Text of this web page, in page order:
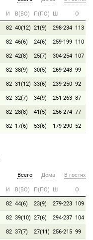
И В(ВО) П(ПО) Ш О
82 40(12) 21(9) 298-234 113
82 46(6) 24(6) 259-199 110
82 42(8) 25(7) 304-254 107
82 38(9) 30(5) 269-248 99
82 31(12) 33(6) 239-250 92
82 32(7) 34(9) 251-263 87
82 28(8) 41(5) 256-274 77
82 17(6) 53(6) 179-290 52
Всего Дома В гостях
И В(ВО) П(ПО) Ш О
82 44(6) 23(9) 279-223 109
82 39(10) 27(6) 294-237 104
82 37(7) 27(11) 256-215 99